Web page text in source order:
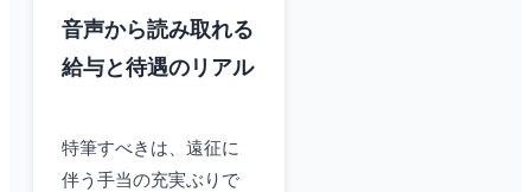
音声から読み取れる
給与と待遇のリアル
特筆すべきは、遠征に
伴う手当の充実ぶりで